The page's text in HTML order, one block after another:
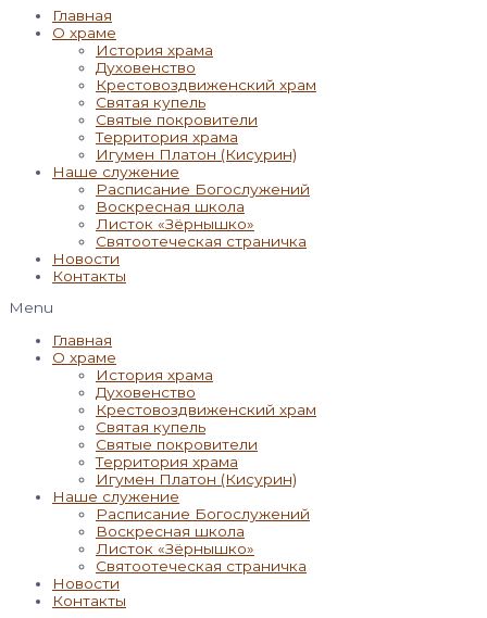
Главная
О храме
История храма
Духовенство
Крестовоздвиженский храм
Святая купель
Святые покровители
Территория храма
Игумен Платон (Кисурин)
Наше служение
Расписание Богослужений
Воскресная школа
Листок «Зёрнышко»
Святоотеческая страничка
Новости
Контакты
Menu
Главная
О храме
История храма
Духовенство
Крестовоздвиженский храм
Святая купель
Святые покровители
Территория храма
Игумен Платон (Кисурин)
Наше служение
Расписание Богослужений
Воскресная школа
Листок «Зёрнышко»
Святоотеческая страничка
Новости
Контакты